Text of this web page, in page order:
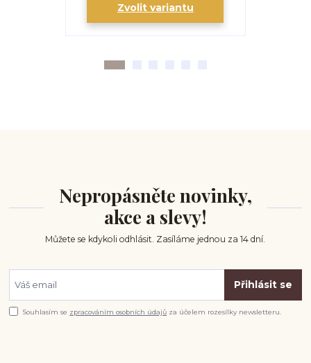
Zvolit variantu
Nepropásněte novinky,
akce a slevy!
Můžete se kdykoli odhlásit. Zasíláme jednou za 14 dní.
Přihlásit se
Souhlasím se zpracováním osobních údajů za účelem rozesílky newsletteru.